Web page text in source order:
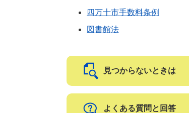
四万十市手数料条例
図書館法
見つからないときは
よくある質問と回答